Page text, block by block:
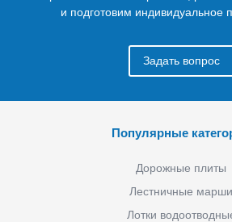
и подготовим индивидуальное
Задать вопрос
Популярные
Дорожные плиты
Лестничные марши
Лотки